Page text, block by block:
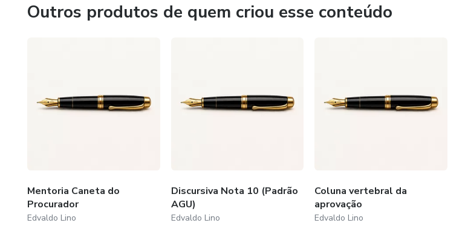
Outros produtos de quem criou esse conteúdo
Mentoria Caneta do
Procurador
Edvaldo Lino
Discursiva Nota 10 (Padrão
AGU)
Edvaldo Lino
Coluna vertebral da
aprovação
Edvaldo Lino